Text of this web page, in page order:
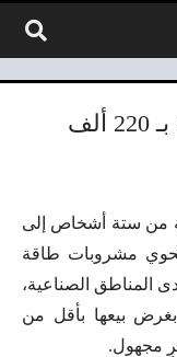
عصابة تسرق مشروبات طاقة بـ 220 ألف
من ستة أشخاص إلى
مشروبات طاقة
المناطق الصناعية،
بيعها بأقل من